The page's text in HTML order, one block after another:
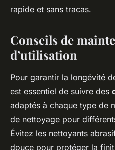
rapide et sans tracas.
Conseils de
d’utilisation
Pour garantir la longévité
est essentiel de suivre des
adaptés à chaque type de
de nettoyage pour
Évitez les nettoyants
douce pour protéger la